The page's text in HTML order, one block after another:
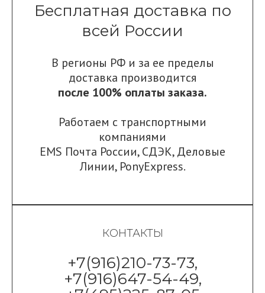
Бесплатная доставка по
всей России
В регионы РФ и за ее пределы
доставка производится
после 100% оплаты заказа.
Работаем с транспортными
компаниями
EMS Почта России,СДЭК,Деловые
Линии, PonyExpress.
КОНТАКТЫ
+7(916)210-73-73,
+7(916)647-54-49,